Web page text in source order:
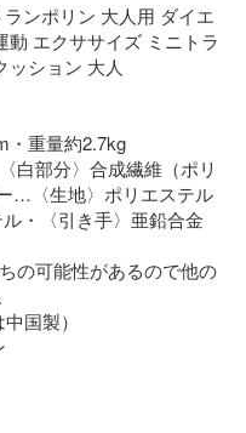
ンポリン 大人用 ダイエ
動 エクササイズ ミニトラ
ッション 大人
・重量約2.7kg
白部分〉合成繊維（ポリ
…〈生地〉ポリエステル
・〈引き手〉亜鉛合金
の可能性があるので他の
国製）